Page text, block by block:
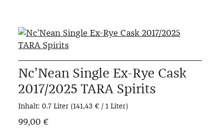
Nc’Nean Single Ex-Rye Cask
2017/2025 TARA Spirits
Inhalt: 0.7 Liter (141,43 € / 1 Liter)
99,00 €